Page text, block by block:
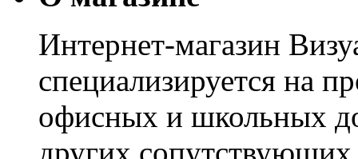
Интернет-магазин
специализируется на
офисных и школьных
других сопутствующих